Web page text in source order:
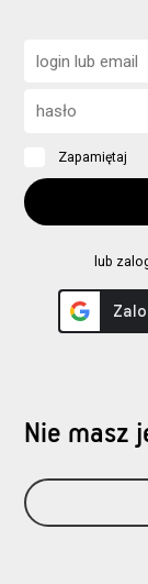
Zapamiętaj
lub
Nie masz